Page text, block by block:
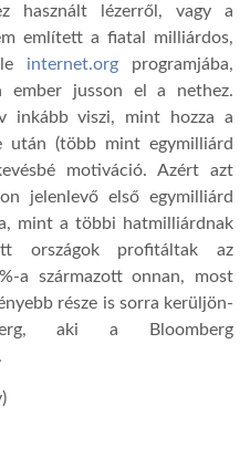
használt lézerről, vagy a
említett a fiatal milliárdos,
internet.orgprogramjába,
ember jusson el a nethez.
inkább viszi, mint hozza a
után (több mint egymilliárd
motiváció. Azért azt
jelenlevő első egymilliárd
mint a többi hatmilliárdnak
országok profitáltak az
a származott onnan, most
része is sorra kerüljön-
aki a Bloomberg